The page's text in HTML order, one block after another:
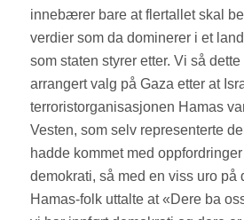
innebærer bare at flertallet skal
verdier som da dominerer i et
som staten styrer etter. Vi så
arrangert valg på Gaza etter at
terroristorganisasjonen Hamas
Vesten, som selv representerte
hadde kommet med
demokrati, så med en viss uro på
Hamas-folk uttalte at «Dere ba